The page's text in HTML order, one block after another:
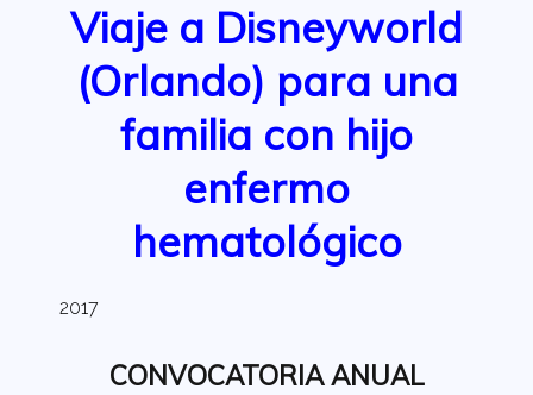
Viaje a Disneyworld
(Orlando) para una
familia con hijo
enfermo
hematológico
2017
CONVOCATORIA ANUAL